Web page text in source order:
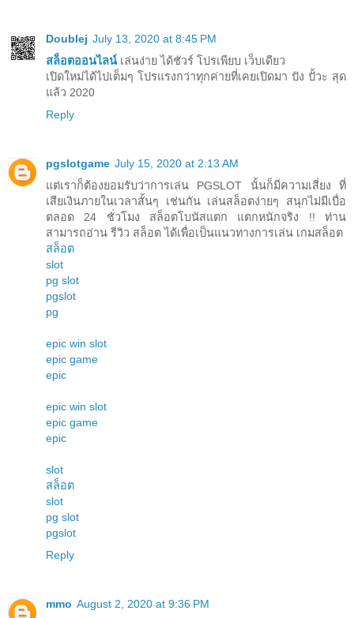
Doublej July 13, 2020 at 8:45 PM
สล็อตออนไลน์ เล่นง่าย ได้ชัวร์ โปรเพียบ เว็บเดียว
เปิดใหม่ได้ไปเต็มๆ โปรแรงกว่าทุกค่ายที่เคยเปิดมา ปัง ปั้วะ สุด
แล้ว 2020
Reply
pgslotgame July 15, 2020 at 2:13 AM
แต่เราก็ต้องยอมรับว่าการเล่น PGSLOT นั้นก็มีความเสี่ยง ที่
เสียเงินภายในเวลาสั้นๆ เช่นกัน เล่นสล็อตง่ายๆ สนุกไม่มีเบื่อ
ตลอด 24 ชั่วโมง สล็อตโบนัสแตก แตกหนักจริง !! ท่าน
สามารถอ่าน รีวิว สล็อต ได้เพื่อเป็นแนวทางการเล่น เกมสล็อต
สล็อต
slot
pg slot
pgslot
pg
epic win slot
epic game
epic
epic win slot
epic game
epic
slot
สล็อต
slot
pg slot
pgslot
Reply
mmo August 2, 2020 at 9:36 PM